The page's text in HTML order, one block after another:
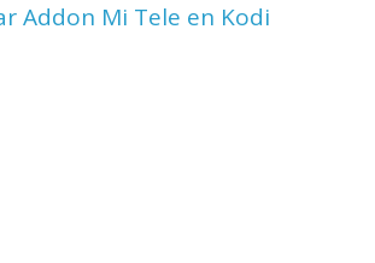
Addon Mi Tele en Kodi